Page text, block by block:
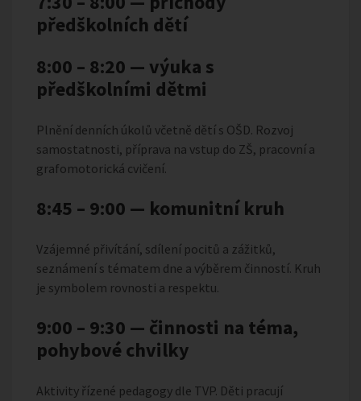
předškolních dětí
8:00 – 8:20 — výuka s
předškolními dětmi
Plnění denních úkolů včetně dětí s OŠD. Rozvoj
samostatnosti, příprava na vstup do ZŠ, pracovní a
grafomotorická cvičení.
8:45 – 9:00 — komunitní kruh
Vzájemné přivítání, sdílení pocitů a zážitků,
seznámení s tématem dne a výběrem činností. Kruh
je symbolem rovnosti a respektu.
9:00 – 9:30 — činnosti na téma,
pohybové chvilky
Aktivity řízené pedagogy dle TVP. Děti pracují